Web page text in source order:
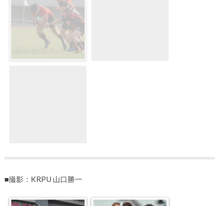
■撮影：KRPU 山口勝一